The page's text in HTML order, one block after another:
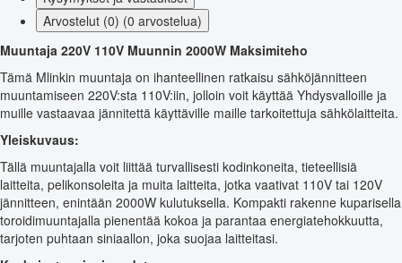
Arvostelut (0) (0 arvostelua)
Muuntaja 220V 110V Muunnin 2000W Maksimiteho
Tämä Mlinkin muuntaja on ihanteellinen ratkaisu sähköjännitteen
muuntamiseen 220V:sta 110V:iin, jolloin voit käyttää Yhdysvalloille ja
muille vastaavaa jännitettä käyttäville maille tarkoitettuja sähkölaitteita.
Yleiskuvaus:
Tällä muuntajalla voit liittää turvallisesti kodinkoneita, tieteellisiä
laitteita, pelikonsoleita ja muita laitteita, jotka vaativat 110V tai 120V
jännitteen, enintään 2000W kulutuksella. Kompakti rakenne kuparisella
toroidimuuntajalla pienentää kokoa ja parantaa energiatehokkuutta,
tarjoten puhtaan siniaallon, joka suojaa laitteitasi.